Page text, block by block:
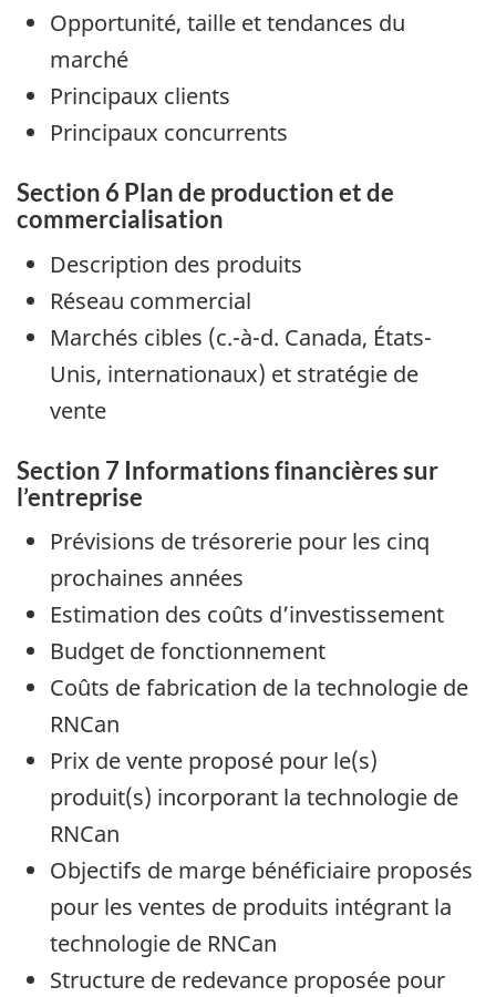
Opportunité, taille et tendances du
marché
Principaux clients
Principaux concurrents
Section 6 Plan de production et de
commercialisation
Description des produits
Réseau commercial
Marchés cibles (c.-à-d. Canada, États-
Unis, internationaux) et stratégie de
vente
Section 7 Informations financières sur
l’entreprise
Prévisions de trésorerie pour les cinq
prochaines années
Estimation des coûts d’investissement
Budget de fonctionnement
Coûts de fabrication de la technologie de
RNCan
Prix de vente proposé pour le(s)
produit(s) incorporant la technologie de
RNCan
Objectifs de marge bénéficiaire proposés
pour les ventes de produits intégrant la
technologie de RNCan
Structure de redevance proposée pour